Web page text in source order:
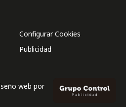
Configurar Cookies
Publicidad
web por